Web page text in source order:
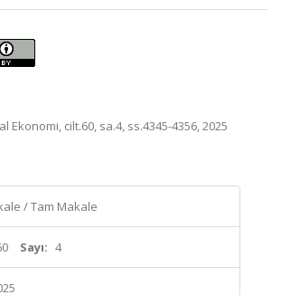
Ekonomi, cilt.60, sa.4, ss.4345-4356, 2025
/ Tam Makale
Sayı: 4